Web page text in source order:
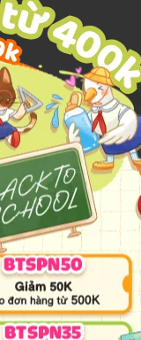
-- all told through